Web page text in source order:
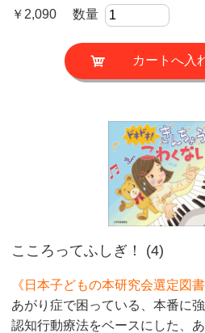
￥2,090 数量
こころってふしぎ！ (4)
《日本子どもの本研究会選定図書
あがり症で困っている、本番に
認知行動療法をベースにした、